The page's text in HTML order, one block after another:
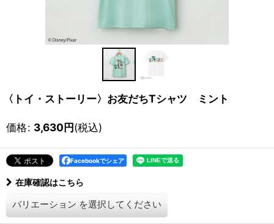
〈トイ・ストーリー〉お友だちTシャツ ミント
価格: 3,630円(税込)
Facebookでシェア
在庫確認はこちら
バリエーション を選択してください